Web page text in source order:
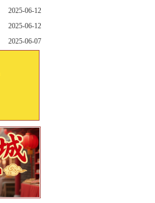
2025-06-12
2025-06-12
2025-06-07